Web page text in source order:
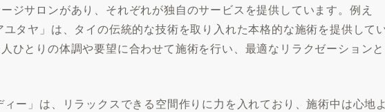
ジサロンがあり、それぞれが独自のサービスを提供しています。例え
タヤ」は、タイの伝統的な技術を取り入れた本格的な施術を提供して
ひとりの体調や要望に合わせて施術を行い、最適なリラクゼーションと
ー」は、リラックスできる空間作りに力を入れており、施術中は心地